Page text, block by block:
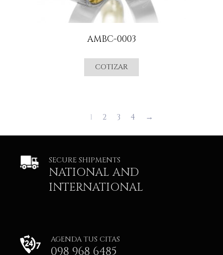
AMBC-0003
COTIZAR
1 2 3 4 →
SECURE SHIPMENTS
NATIONAL AND
INTERNATIONAL
AGENDA TUS CITAS
098 968 6485